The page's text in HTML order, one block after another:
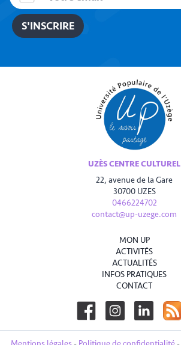
UZÈS CENTRE CULTUREL
22, avenue de la Gare
30700 UZES
0466224702
contact@up-uzege.com
MON UP
ACTIVITÉS
ACTUALITÉS
INFOS PRATIQUES
CONTACT